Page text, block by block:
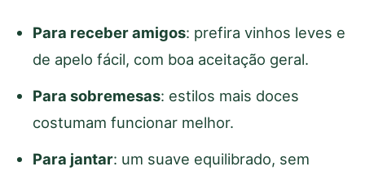
Para receber amigos: prefira vinhos leves e
de apelo fácil, com boa aceitação geral.
Para sobremesas: estilos mais doces
costumam funcionar melhor.
Para jantar: um suave equilibrado, sem